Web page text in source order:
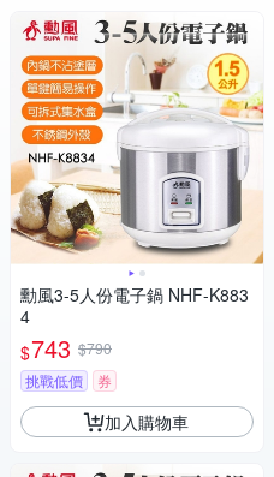
勳風3-5人份電子鍋 NHF-K883
4
$743 $790
挑戰低價
券
加入購物車